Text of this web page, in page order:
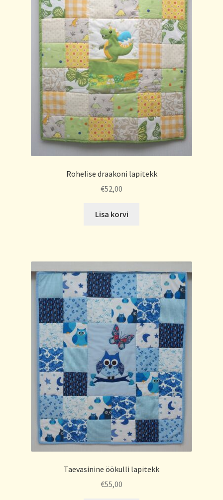
Rohelise draakoni lapitekk
€52,00
Lisa korvi
Taevasinine öökulli lapitekk
€55,00